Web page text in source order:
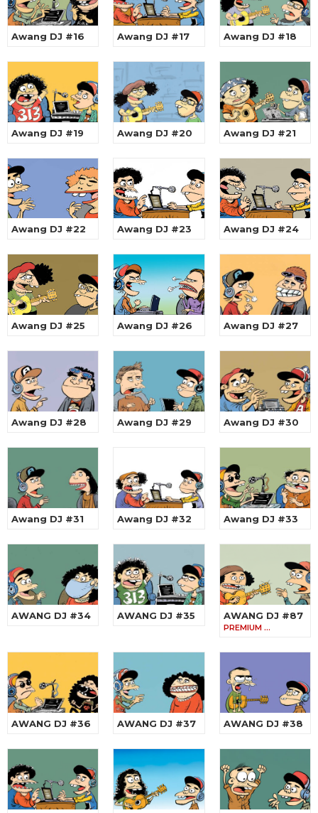
Awang DJ #16 Awang DJ #17 Awang DJ #18
Awang DJ #19 Awang DJ #20 Awang DJ #21
Awang DJ #22 Awang DJ #23 Awang DJ #24
Awang DJ #25 Awang DJ #26 Awang DJ #27
Awang DJ #28 Awang DJ #29 Awang DJ #30
Awang DJ #31 Awang DJ #32 Awang DJ #33
AWANG DJ #34 AWANG DJ #35 AWANG DJ #87
PREMIUM …
AWANG DJ #36 AWANG DJ #37 AWANG DJ #38